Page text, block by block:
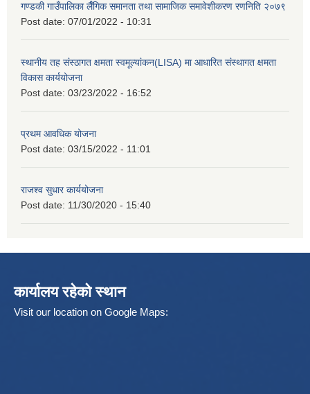
गण्डकी गाउँपालिका लैँगिक समानता तथा सामाजिक समावेशीकरण रणनिति २०७९
Post date: 07/01/2022 - 10:31
स्थानीय तह संस्ठागत क्षमता स्वमूल्यांकन(LISA) मा आधारित संस्थागत क्षमता
विकास कार्ययोजना
Post date: 03/23/2022 - 16:52
प्रथम आवधिक योजना
Post date: 03/15/2022 - 11:01
राजश्व सुधार कार्ययोजना
Post date: 11/30/2020 - 15:40
कार्यालय रहेको स्थान
Visit our location on Google Maps: